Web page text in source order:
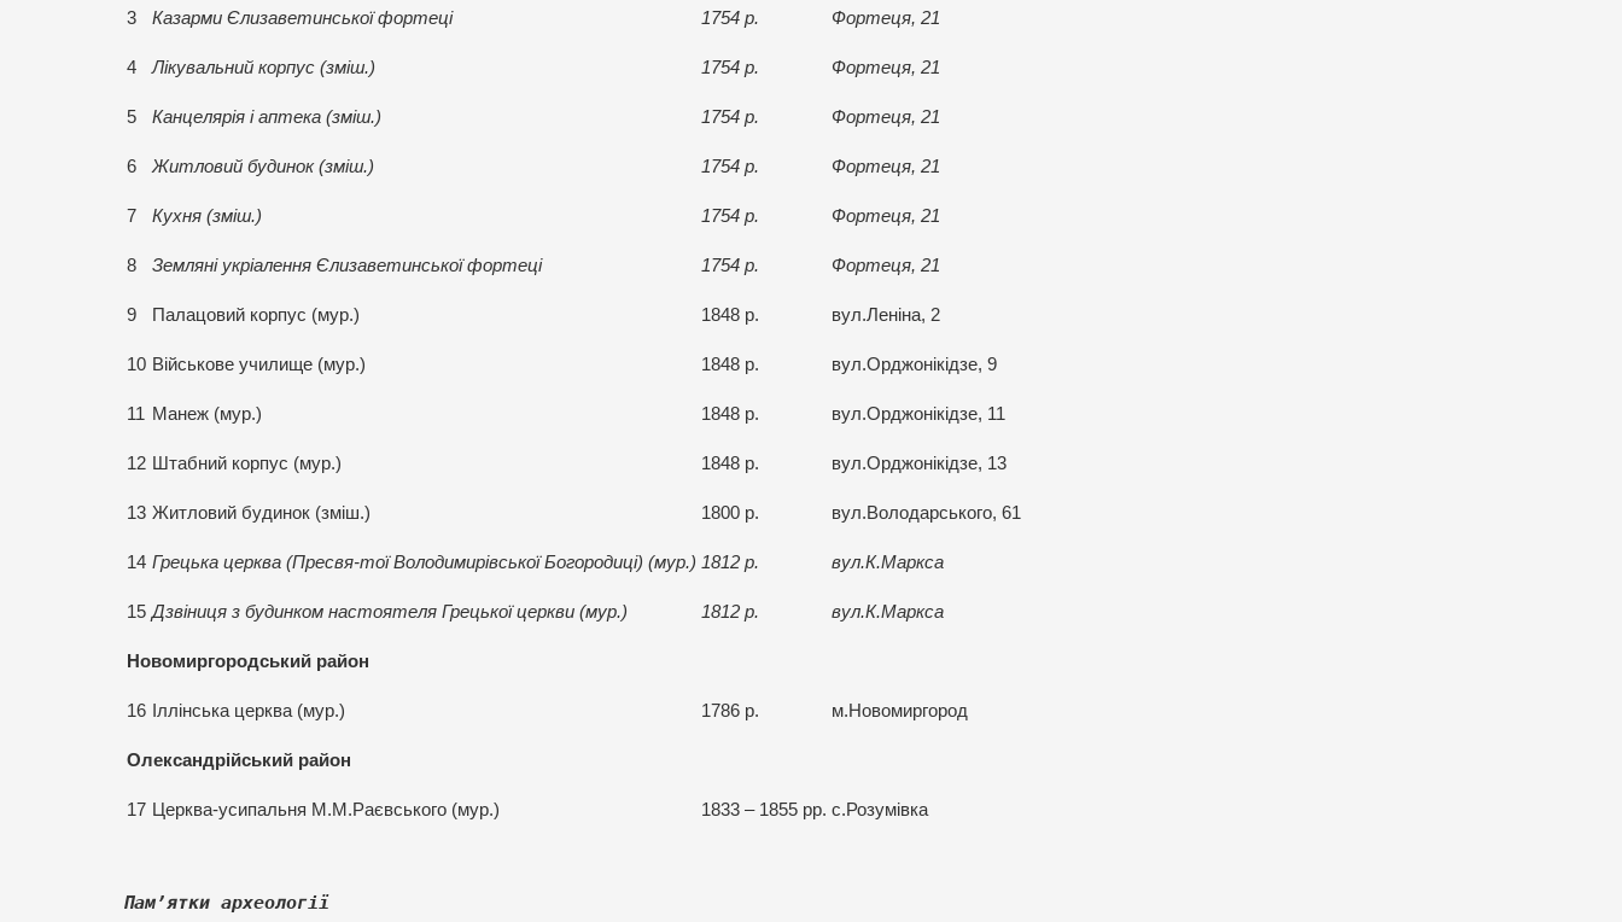
3 Казарми Єлизаветинської фортеці 1754 р. Фортеця, 21
4 Лікувальний корпус (зміш.) 1754 р. Фортеця, 21
5 Канцелярія і аптека (зміш.) 1754 р. Фортеця, 21
6 Житловий будинок (зміш.) 1754 р. Фортеця, 21
7 Кухня (зміш.) 1754 р. Фортеця, 21
8 Земляні укріалення Єлизаветинської фортеці 1754 р. Фортеця, 21
9 Палацовий корпус (мур.) 1848 р. вул.Леніна, 2
10 Військове училище (мур.) 1848 р. вул.Орджонікідзе, 9
11 Манеж (мур.) 1848 р. вул.Орджонікідзе, 11
12 Штабний корпус (мур.) 1848 р. вул.Орджонікідзе, 13
13 Житловий будинок (зміш.) 1800 р. вул.Володарського, 61
14 Грецька церква (Пресвя-тої Володимирівської Богородиці) (мур.) 1812 р. вул.К.Маркса
15 Дзвіниця з будинком настоятеля Грецької церкви (мур.) 1812 р. вул.К.Маркса
Новомиргородський район
16 Іллінська церква (мур.) 1786 р. м.Новомиргород
Олександрійський район
17 Церква-усипальня М.М.Раєвського (мур.) 1833 – 1855 рр. с.Розумівка
Пам’ятки археології